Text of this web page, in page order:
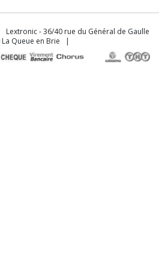
Lextronic - 36/40 rue du Général de Gaulle
La Queue en Brie |